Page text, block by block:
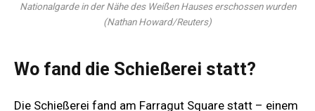
Nationalgarde in der Nähe des Weißen Hauses erschossen wurden
(Nathan Howard/Reuters)
Wo fand die Schießerei statt?
Die Schießerei fand am Farragut Square statt – einem